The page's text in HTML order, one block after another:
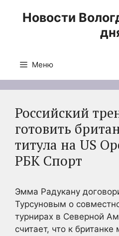
Новости
Меню
Российский
готовить
титула на US
РБК Спорт
Эмма Радукану
Турсуновым о
турнирах в Северной
считает, что к британке